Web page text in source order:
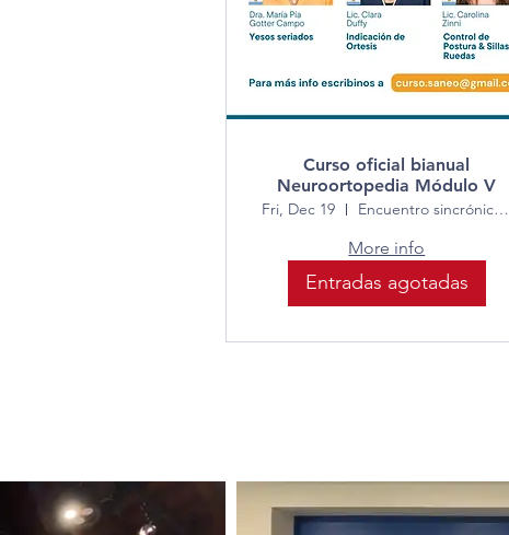
Curso oficial bianual
Neuroortopedia Módulo V
Fri, Dec 19 Encuentro sincrónico vía Zoom
More info
Entradas agotadas